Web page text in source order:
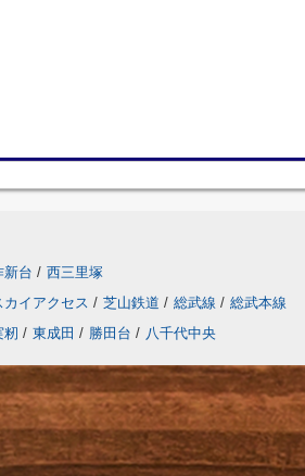
新台 / 西三里塚
カイアクセス / 芝山鉄道 / 総武線 / 総武本線
籾 / 東成田 / 勝田台 / 八千代中央